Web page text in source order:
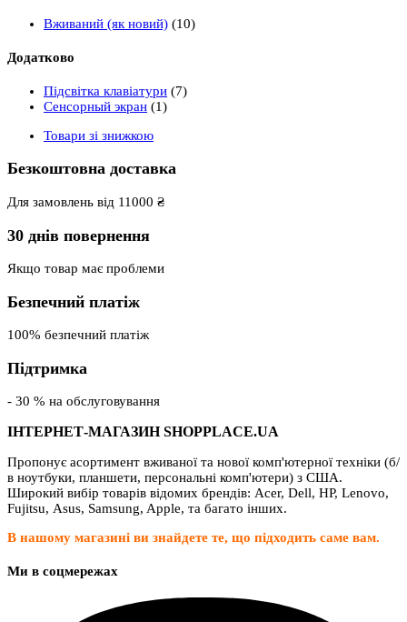
Вживаний (як новий) (10)
Додатково
Підсвітка клавіатури (7)
Сенсорный экран (1)
Товари зі знижкою
Безкоштовна доставка
Для замовлень від 11000 ₴
30 днів повернення
Якщо товар має проблеми
Безпечний платіж
100% безпечний платіж
Підтримка
- 30 % на обслуговування
ІНТЕРНЕТ-МАГАЗИН SHOPPLACE.UA
Пропонує асортимент вживаної та нової комп'ютерної техніки (б/
в ноутбуки, планшети, персональні комп'ютери) з США.
Широкий вибір товарів відомих брендів: Acer, Dell, HP, Lenovo,
Fujitsu, Asus, Samsung, Apple, та багато інших.
В нашому магазині ви знайдете те, що підходить саме вам.
Ми в соцмережах